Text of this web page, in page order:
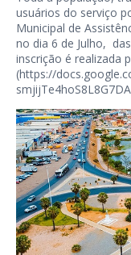
usuários do serviço
Municipal de
no dia 6 de Julho,
inscrição é realizada
(https://